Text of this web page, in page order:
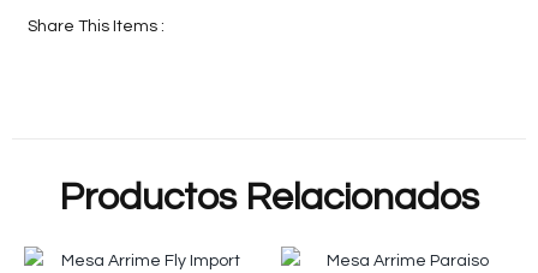
Share This Items :
Productos Relacionados